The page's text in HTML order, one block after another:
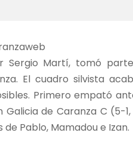
Sergio Martí, tomó
El cuadro silvista
Primero empató
de Caranza C (5-
Pablo, Mamadou e Izan.